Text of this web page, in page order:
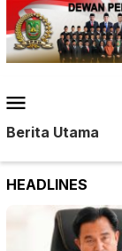
Loncat
ke
konten
Mobile
Berita Utama
HEADLINES